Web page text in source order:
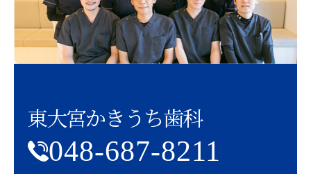
東大宮かきうち歯科
048-687-8211